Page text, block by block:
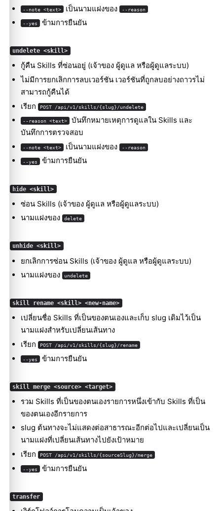
--note <text> เป็นนามแฝงของ --reason
--yes ข้ามการยืนยัน
undelete <skill>
กู้คืน Skills ที่ซ่อนอยู่ (เจ้าของ ผู้ดูแล หรือผู้ดูแลระบบ)
ไม่มีการยกเลิกการลบเวอร์ชัน เวอร์ชันที่ถูกลบอย่างถาวรไม่
สามารถกู้คืนได้
เรียก
POST /api/v1/skills/{slug}/undelete
--reason <text>
บันทึกหมายเหตุการดูแลใน Skills และ
บันทึกการตรวจสอบ
--note <text> เป็นนามแฝงของ --reason
--yes ข้ามการยืนยัน
hide <skill>
ซ่อน Skills (เจ้าของ ผู้ดูแล หรือผู้ดูแลระบบ)
นามแฝงของ
delete
unhide <skill>
ยกเลิกการซ่อน Skills (เจ้าของ ผู้ดูแล หรือผู้ดูแลระบบ)
นามแฝงของ
undelete
skill rename <skill> <new-name>
เปลี่ยนชื่อ Skills ที่เป็นของตนเองและเก็บ slug เดิมไว้เป็น
นามแฝงสำหรับเปลี่ยนเส้นทาง
เรียก
POST /api/v1/skills/{slug}/rename
--yes ข้ามการยืนยัน
skill merge <source> <target>
รวม Skills ที่เป็นของตนเองรายการหนึ่งเข้ากับ Skills ที่เป็น
ของตนเองอีกรายการ
slug ต้นทางจะไม่แสดงต่อสาธารณะอีกต่อไปและเปลี่ยนเป็น
นามแฝงที่เปลี่ยนเส้นทางไปยังเป้าหมาย
เรียก
POST /api/v1/skills/{sourceSlug}/merge
--yes ข้ามการยืนยัน
transfer